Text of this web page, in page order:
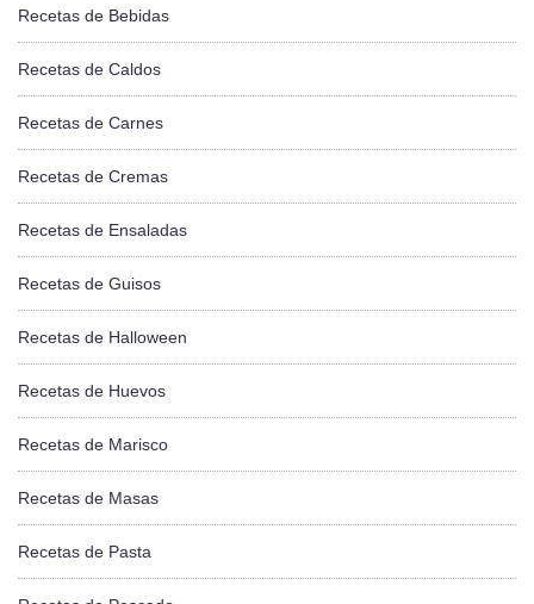
Recetas de Bebidas
Recetas de Caldos
Recetas de Carnes
Recetas de Cremas
Recetas de Ensaladas
Recetas de Guisos
Recetas de Halloween
Recetas de Huevos
Recetas de Marisco
Recetas de Masas
Recetas de Pasta